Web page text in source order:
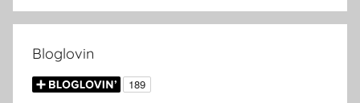
Bloglovin